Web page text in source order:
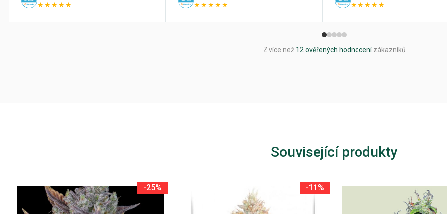
★★★★★
★★★★★
★★★★★
Z více než 12 ověřených hodnocenízákazníků
Související produkty
-25% -11%